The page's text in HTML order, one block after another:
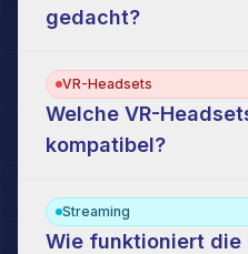
gedacht?
VR-Headsets
Welche VR-
kompatibel?
Streaming
Wie funktioniert die